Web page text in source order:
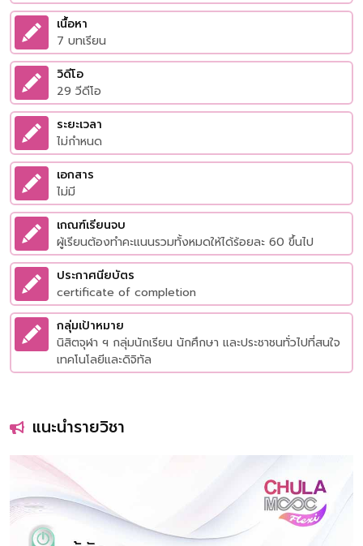
เนื้อหา
7 บทเรียน
วิดีโอ
29 วีดีโอ
ระยะเวลา
ไม่กำหนด
เอกสาร
ไม่มี
เกณฑ์เรียนจบ
ผู้เรียนต้องทำคะแนนรวมทั้งหมดให้ได้ร้อยละ 60 ขึ้นไป
ประกาศนียบัตร
certificate of completion
กลุ่มเป้าหมาย
นิสิตจุฬา ฯ กลุ่มนักเรียน นักศึกษา และประชาชนทั่วไปที่สนใจ
เทคโนโลยีและดิจิทัล
แนะนำรายวิชา